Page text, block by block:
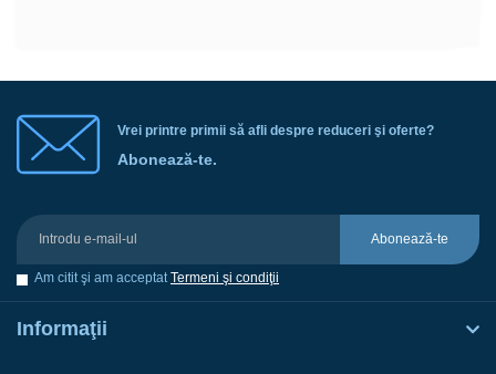
Vrei printre primii să afli despre reduceri şi oferte?
Abonează-te.
Abonează-te
Am citit şi am acceptatTermeni şi condiţii
Informaţii